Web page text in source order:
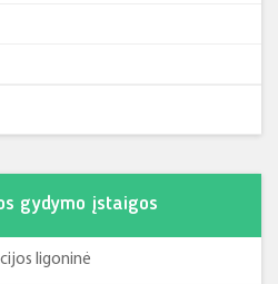
gydymo įstaigos
ligoninė